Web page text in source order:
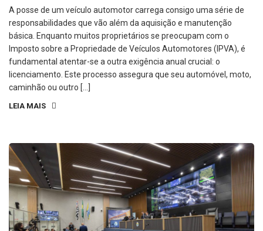
A posse de um veículo automotor carrega consigo uma série de
responsabilidades que vão além da aquisição e manutenção
básica. Enquanto muitos proprietários se preocupam com o
Imposto sobre a Propriedade de Veículos Automotores (IPVA), é
fundamental atentar-se a outra exigência anual crucial: o
licenciamento. Este processo assegura que seu automóvel, moto,
caminhão ou outro […]
LEIA MAIS